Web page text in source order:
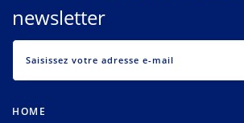
newsletter
HOME